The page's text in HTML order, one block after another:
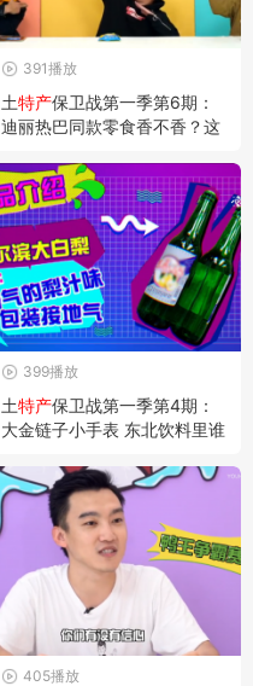
391播放
土特产保卫战第一季第6期：
迪丽热巴同款零食香不香？这
399播放
土特产保卫战第一季第4期：
大金链子小手表 东北饮料里谁
405播放